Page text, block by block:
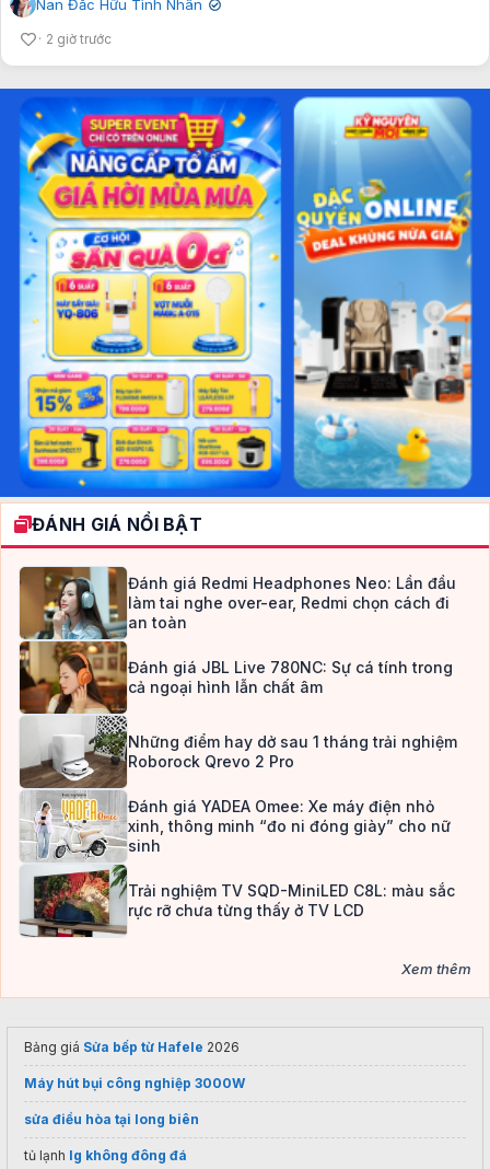
Nan Đắc Hữu Tình Nhân ✔
2 giờ trước
ĐÁNH GIÁ NỔI BẬT
Đánh giá Redmi Headphones Neo: Lần đầu
làm tai nghe over-ear, Redmi chọn cách đi
an toàn
Đánh giá JBL Live 780NC: Sự cá tính trong
cả ngoại hình lẫn chất âm
Những điểm hay dở sau 1 tháng trải nghiệm
Roborock Qrevo 2 Pro
Đánh giá YADEA Omee: Xe máy điện nhỏ
xinh, thông minh “đo ni đóng giày” cho nữ
sinh
Trải nghiệm TV SQD-MiniLED C8L: màu sắc
rực rỡ chưa từng thấy ở TV LCD
Xem thêm
Bảng giá Sửa bếp từ Hafele 2026
Máy hút bụi công nghiệp 3000W
sửa điều hòa tại long biên
tủ lạnh lg không đông đá